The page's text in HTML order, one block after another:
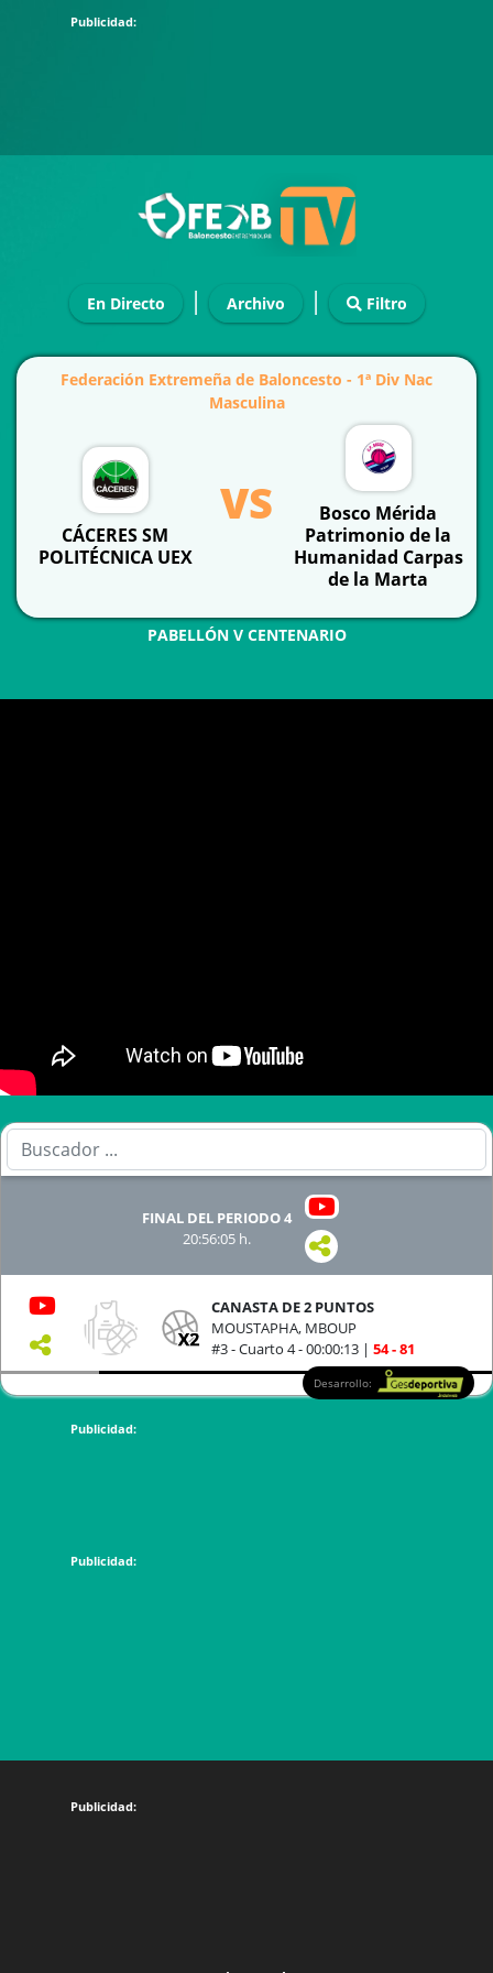
En Directo | Archivo | Filtro
Federación Extremeña de Baloncesto - 1ª Div Nac
Masculina
CÁCERES SM
POLITÉCNICA UEX
VS
Bosco Mérida
Patrimonio de la
Humanidad Carpas
de la Marta
PABELLÓN V CENTENARIO